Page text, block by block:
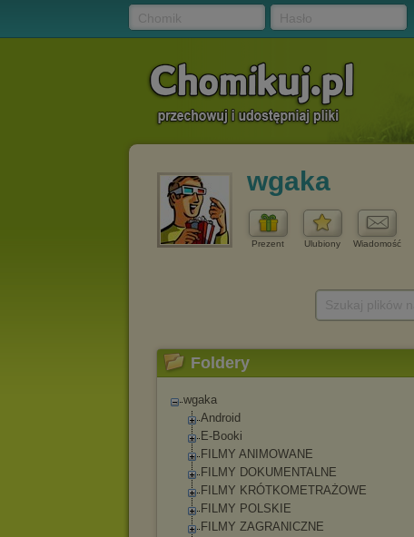
wgaka
Prezent Ulubiony Wiadomość
Foldery
wgaka
Android
E-Booki
FILMY ANIMOWANE
FILMY DOKUMENTALNE
FILMY KRÓTKOMETRAŻOWE
FILMY POLSKIE
FILMY ZAGRANICZNE